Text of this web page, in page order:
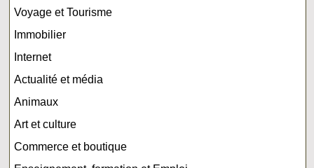
Voyage et Tourisme
Immobilier
Internet
Actualité et média
Animaux
Art et culture
Commerce et boutique